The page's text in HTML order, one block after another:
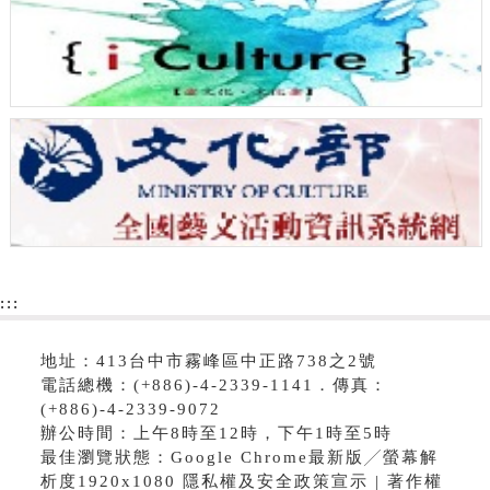
:::
地址：413台中市霧峰區中正路738之2號
電話總機：(+886)-4-2339-1141．傳真：
(+886)-4-2339-9072
辦公時間：上午8時至12時，下午1時至5時
最佳瀏覽狀態：Google Chrome最新版╱螢幕解
析度1920x1080 隱私權及安全政策宣示 | 著作權